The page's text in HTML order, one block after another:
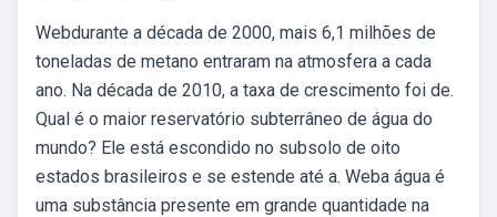
Webdurante a década de 2000, mais 6,1 milhões de
toneladas de metano entraram na atmosfera a cada
ano. Na década de 2010, a taxa de crescimento foi de.
Qual é o maior reservatório subterrâneo de água do
mundo? Ele está escondido no subsolo de oito
estados brasileiros e se estende até a. Weba água é
uma substância presente em grande quantidade na